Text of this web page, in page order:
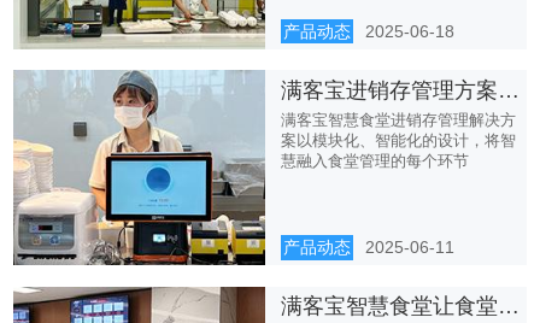
产品动态 2025-06-18
满客宝进销存管理方案：赋能智慧食堂精细化运营
满客宝智慧食堂进销存管理解决方
案以模块化、智能化的设计，将智
慧融入食堂管理的每个环节
产品动态 2025-06-11
满客宝智慧食堂让食堂管理的哪些环节更便利？